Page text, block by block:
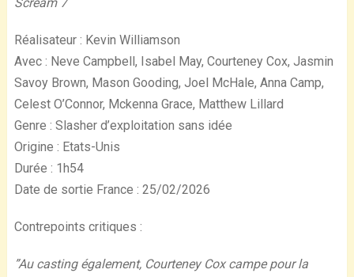
Scream 7
Réalisateur : Kevin Williamson
Avec : Neve Campbell, Isabel May, Courteney Cox, Jasmin
Savoy Brown, Mason Gooding, Joel McHale, Anna Camp,
Celest O’Connor, Mckenna Grace, Matthew Lillard
Genre : Slasher d’exploitation sans idée
Origine : Etats-Unis
Durée : 1h54
Date de sortie France : 25/02/2026
Contrepoints critiques :
”Au casting également, Courteney Cox campe pour la